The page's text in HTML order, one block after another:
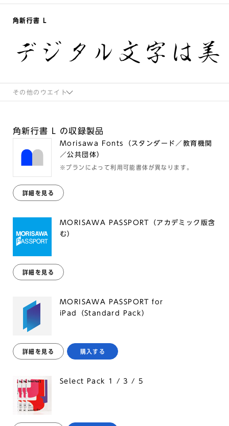
角新行書 L
デジタル文字は
その他のウエイト
角新行書 L の収録製品
Morisawa Fonts（スタンダード／教育機関
／公共団体）
※プランによって利用可能書体が異なります。
詳細を見る
MORISAWA PASSPORT（アカデミック版含
む）
詳細を見る
MORISAWA PASSPORT for
iPad（Standard Pack）
詳細を見る 購入する
Select Pack 1 / 3 / 5